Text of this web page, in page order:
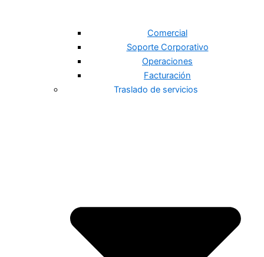
Comercial
Soporte Corporativo
Operaciones
Facturación
Traslado de servicios